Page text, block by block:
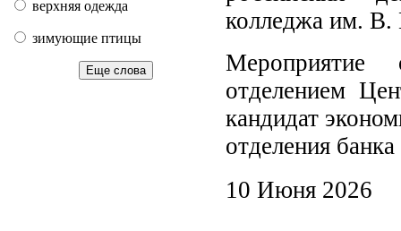
верхняя одежда
зимующие птицы
Еще слова
колледжа им. В.
Мероприятие
отделением
кандидат
отделения
10 Июня 2026